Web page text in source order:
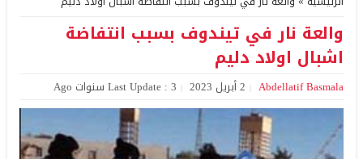
والعة نار في تيندوف بسبب انتفاضة
اشبال اولاد دليم
Abdellatif Basmala 2 أبريل 2023 Last Update : 3 سنوات Ago